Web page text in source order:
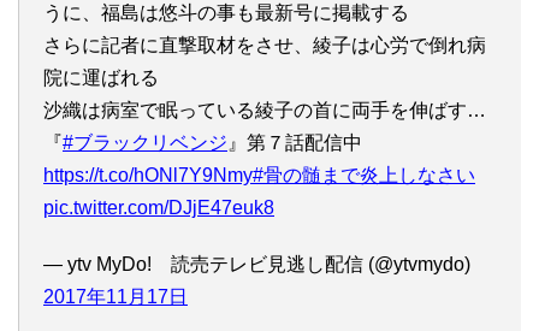
うに、福島は悠斗の事も最新号に掲載する
さらに記者に直撃取材をさせ、綾子は心労で倒れ病
院に運ばれる
沙織は病室で眠っている綾子の首に両手を伸ばす…
『#ブラックリベンジ 』第７話配信中
https://t.co/hONl7Y9Nmy#骨の髄まで炎上しなさい
pic.twitter.com/DJjE47euk8
— ytv MyDo! 読売テレビ見逃し配信 (@ytvmydo)
2017年11月17日